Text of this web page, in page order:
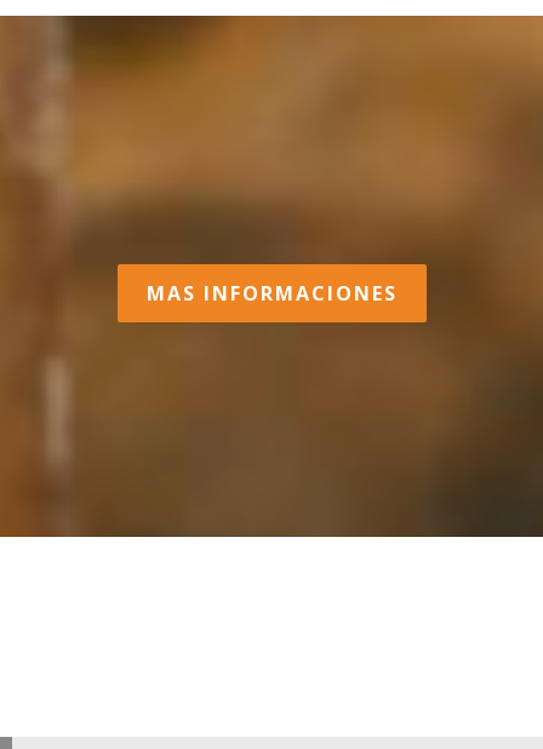
MAS INFORMACIONES